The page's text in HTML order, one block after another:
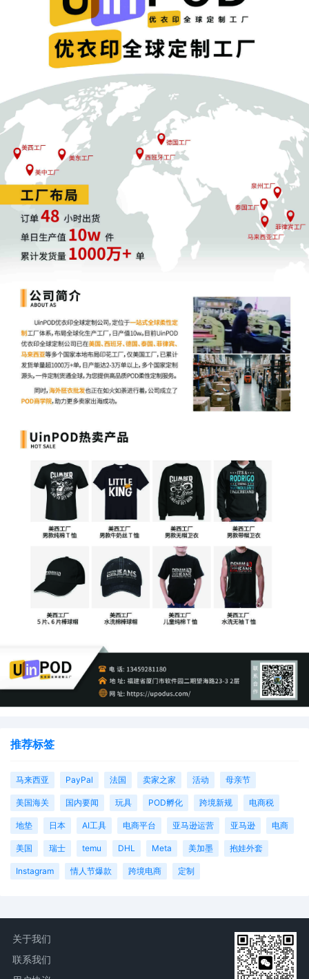
推荐标签
马来西亚 PayPal 法国 卖家之家 活动 母亲节
美国海关 国内要闻 玩具 POD孵化 跨境新规 电商税
地垫 日本 AI工具 电商平台 亚马逊运营 亚马逊 电商
美国 瑞士 temu DHL Meta 美加墨 抱娃外套
Instagram 情人节爆款 跨境电商 定制
关于我们
联系我们